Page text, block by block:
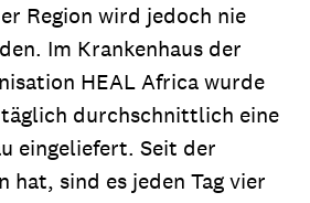
Region wird jedoch nie
Im Krankenhaus der
HEAL Africa wurde
durchschnittlich eine
eingeliefert. Seit der
hat, sind es jeden Tag vier